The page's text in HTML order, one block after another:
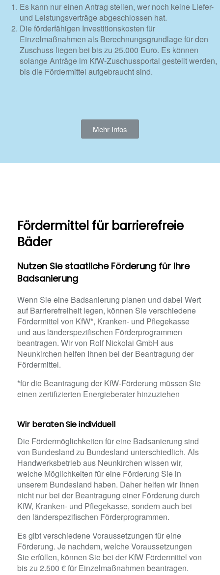
Es kann nur einen Antrag stellen, wer noch keine Liefer-
und Leistungsverträge abgeschlossen hat.
Die förderfähigen Investitionskosten für
Einzelmaßnahmen als Berechnungsgrundlage für den
Zuschuss liegen bei bis zu 25.000 Euro. Es können
solange Anträge im KfW-Zuschussportal gestellt werden,
bis die Fördermittel aufgebraucht sind.
Mehr Infos
Fördermittel für barrierefreie
Bäder
Nutzen Sie staatliche Förderung für Ihre
Badsanierung
Wenn Sie eine Badsanierung planen und dabei Wert
auf Barrierefreiheit legen, können Sie verschiedene
Fördermittel von KfW*, Kranken- und Pflegekasse
und aus länderspezifischen Förderprogrammen
beantragen. Wir von Rolf Nickolai GmbH aus
Neunkirchen helfen Ihnen bei der Beantragung der
Fördermittel.
*für die Beantragung der KfW-Förderung müssen Sie
einen zertifizierten Energieberater hinzuziehen
Wir beraten Sie individuell
Die Fördermöglichkeiten für eine Badsanierung sind
von Bundesland zu Bundesland unterschiedlich. Als
Handwerksbetrieb aus Neunkirchen wissen wir,
welche Möglichkeiten für eine Förderung Sie in
unserem Bundesland haben. Daher helfen wir Ihnen
nicht nur bei der Beantragung einer Förderung durch
KfW, Kranken- und Pflegekasse, sondern auch bei
den länderspezifischen Förderprogrammen.
Es gibt verschiedene Voraussetzungen für eine
Förderung. Je nachdem, welche Voraussetzungen
Sie erfüllen, können Sie bei der KfW Fördermittel von
bis zu 2.500 € für Einzelmaßnahmen beantragen.